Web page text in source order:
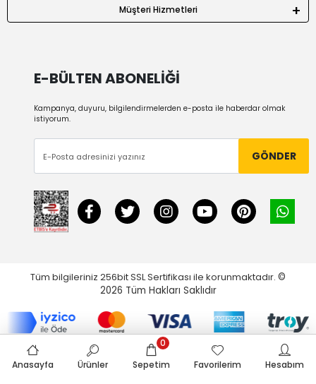
Müşteri Hizmetleri
E-BÜLTEN ABONELİĞİ
Kampanya, duyuru, bilgilendirmelerden e-posta ile haberdar olmak
istiyorum.
GÖNDER
Tüm bilgileriniz 256bit SSL Sertifikası ile korunmaktadır. ©
2026 Tüm Hakları Saklıdır
Anasayfa Ürünler Sepetim
0
Favorilerim
Hesabım